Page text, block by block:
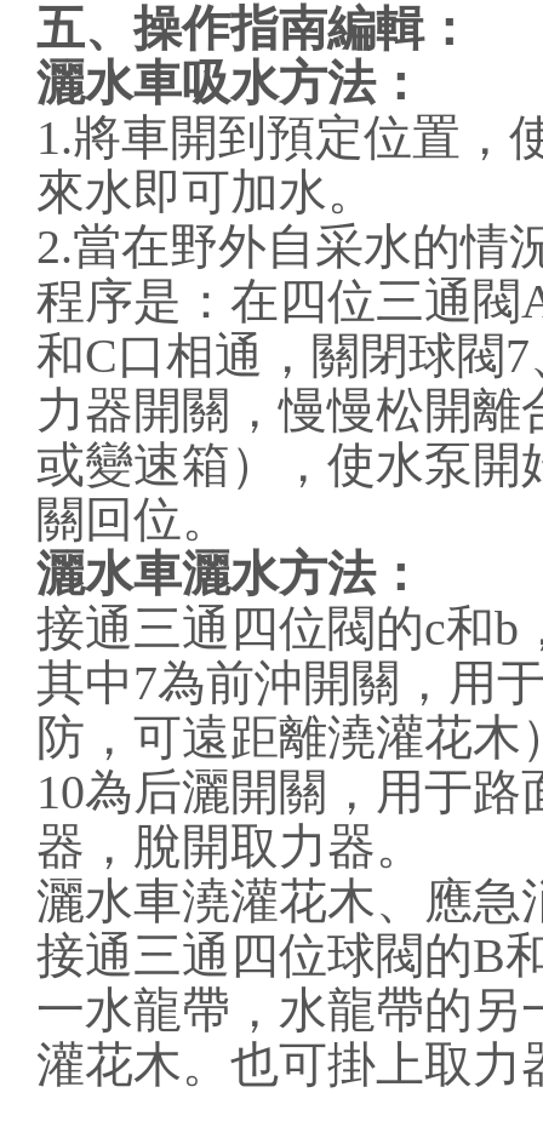
五、操作指南編輯：
灑水車吸水方法：
1.將車開到預定位置，
來水即可加水。
2.當在野外自采水的情
程序是：在四位三通
和C口相通，關閉球閥
力器開關，慢慢松開
或變速箱），使水泵開
關回位。
灑水車灑水方法：
接通三通四位閥的c和b
其中7為前沖開關，用
防，可遠距離澆灌花
10為后灑開關，用于
器，脫開取力器。
灑水車澆灌花木、應急
接通三通四位球閥的B
一水龍帶，水龍帶的
灌花木。也可掛上取